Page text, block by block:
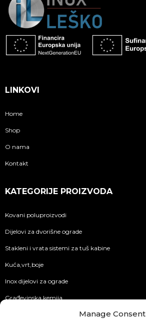
Manage Consent
LINKOVI
Home
Shop
O nama
Kontakt
KATEGORIJE PROIZVODA
Kovani poluproizvodi
Dijelovi za dvorišne ograde
Stakleni i vrata sistemi za tuš kabine
Kuća,vrt,boje
Inox dijelovi za ograde
Građevinska kemija